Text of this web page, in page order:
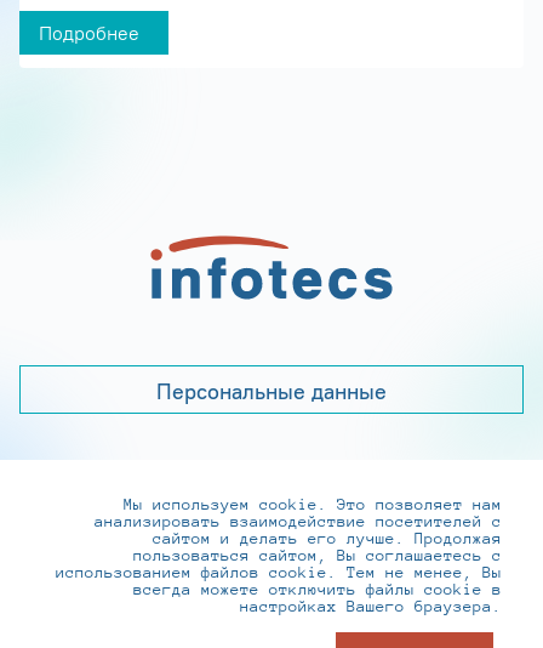
Подробнее
Персональные данные
+7 (495) 737-6192, 8-800-250-0-260
practice@infotecs.ru,hr@infotecs.ru
127273, г. Москва, Отрадная ул., 2Б строение 1
Мы используем cookie. Это позволяет нам
анализировать взаимодействие посетителей с
сайтом и делать его лучше. Продолжая
пользоваться сайтом, Вы соглашаетесь с
использованием файлов cookie. Тем не менее, Вы
всегда можете отключить файлы cookie в
настройках Вашего браузера.